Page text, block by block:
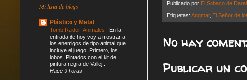
Publicado por El Sobaco de Darel
Etiquetas: Angmar, El Señor de
No hay
Publicar un
Mi lista de blogs
Plástico y Metal
Tomb Raider: Animales - En la
entrada de hoy voy a mostrar a
los enemigos de tipo animal que
incluye el juego. Primero, los
lobos. Pintados con el kit de
pintura negra de Vallej...
Hace 9 horas